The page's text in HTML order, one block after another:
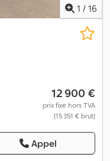
1 / 16
12 900 €
prix fixe hors TVA
(15 351 € brut)
Appel